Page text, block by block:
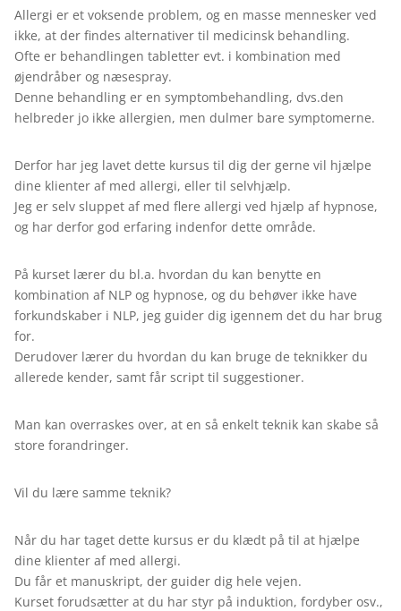
Allergi er et voksende problem, og en masse mennesker ved
ikke, at der findes alternativer til medicinsk behandling.
Ofte er behandlingen tabletter evt. i kombination med
øjendråber og næsespray.
Denne behandling er en symptombehandling, dvs.den
helbreder jo ikke allergien, men dulmer bare symptomerne.
Derfor har jeg lavet dette kursus til dig der gerne vil hjælpe
dine klienter af med allergi, eller til selvhjælp.
Jeg er selv sluppet af med flere allergi ved hjælp af hypnose,
og har derfor god erfaring indenfor dette område.
På kurset lærer du bl.a. hvordan du kan benytte en
kombination af NLP og hypnose, og du behøver ikke have
forkundskaber i NLP, jeg guider dig igennem det du har brug
for.
Derudover lærer du hvordan du kan bruge de teknikker du
allerede kender, samt får script til suggestioner.
Man kan overraskes over, at en så enkelt teknik kan skabe så
store forandringer.
Vil du lære samme teknik?
Når du har taget dette kursus er du klædt på til at hjælpe
dine klienter af med allergi.
Du får et manuskript, der guider dig hele vejen.
Kurset forudsætter at du har styr på induktion, fordyber osv.,